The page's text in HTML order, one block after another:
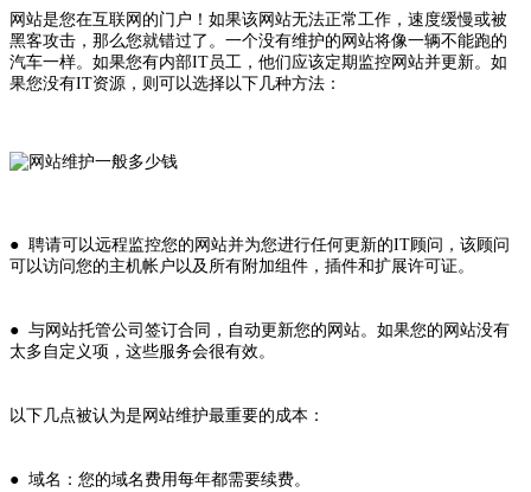
网站是您在互联网的门户！如果该网站无法正常工作，速度缓慢或被
黑客攻击，那么您就错过了。一个没有维护的网站将像一辆不能跑的
汽车一样。如果您有内部IT员工，他们应该定期监控网站并更新。如
果您没有IT资源，则可以选择以下几种方法：
● 聘请可以远程监控您的网站并为您进行任何更新的IT顾问，该顾问
可以访问您的主机帐户以及所有附加组件，插件和扩展许可证。
● 与网站托管公司签订合同，自动更新您的网站。如果您的网站没有
太多自定义项，这些服务会很有效。
以下几点被认为是网站维护最重要的成本：
● 域名：您的域名费用每年都需要续费。